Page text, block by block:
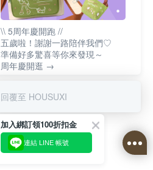
\\ 5周年慶開跑 //
五歲啦！謝謝一路陪伴我們♡
準備好多驚喜等你來發現～
周年慶開逛 →
回覆至 HOUSUXI
加入綁訂領100折扣金
連結 LINE 帳號